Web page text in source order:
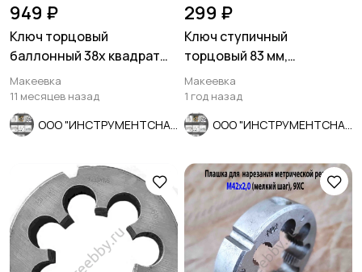
949 ₽
Ключ торцовый
баллонный 38х квадрат
22, прямой, для ГАЗ, ЗИЛ,
ПАЗ.
Макеевка
11 месяцев назад
299 ₽
Ключ ступичный
торцовый 83 мм,
трубчатый, 8-гранный,
длина 60 мм, СССР
Макеевка
1 год назад